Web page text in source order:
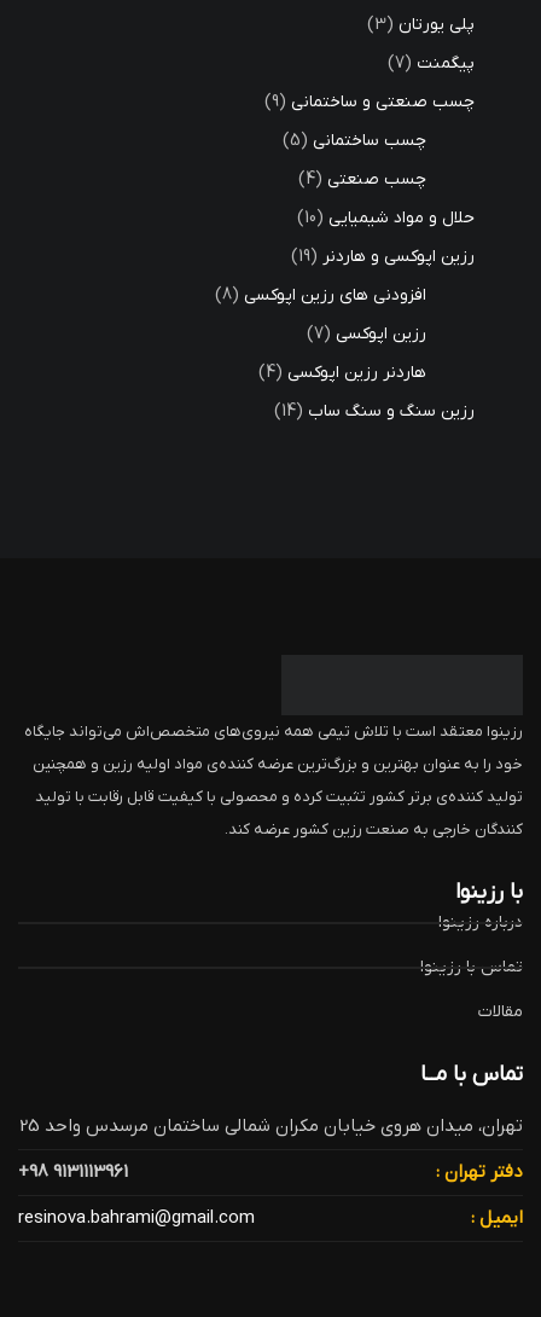
پلی یورتان 3
پیگمنت 7
چسب صنعتی و ساختمانی 9
چسب ساختمانی 5
چسب صنعتی 4
حلال و مواد شیمیایی 10
رزین اپوکسی و هاردنر
19
افزودنی های رزین اپوکسی 8
رزین اپوکسی 7
هاردنر رزین اپوکسی 4
رزین سنگ و سنگ ساب 14
رزینوا معتقد است با تلاش تیمی همه نیروی‌های متخصص‌اش می‌تواند جایگاه
خود را به عنوان بهترین و بزرگ‌ترین عرضه کننده‌ی مواد اولیه رزین و همچنین
تولید کننده‌ی برتر کشور تثبیت کرده و محصولی با کیفیت قابل رقابت با تولید
کنندگان خارجی به صنعت رزین کشور عرضه کند.
با رزینوا
درباره رزینوا
تماس با رزینوا
مقالات
تماس با مــا
تهران، میدان هروی خیابان مکران شمالی ساختمان مرسدس واحد 25
دفتر تهران :
9131113961 98+
ایمیل :
resinova.bahrami@gmail.com